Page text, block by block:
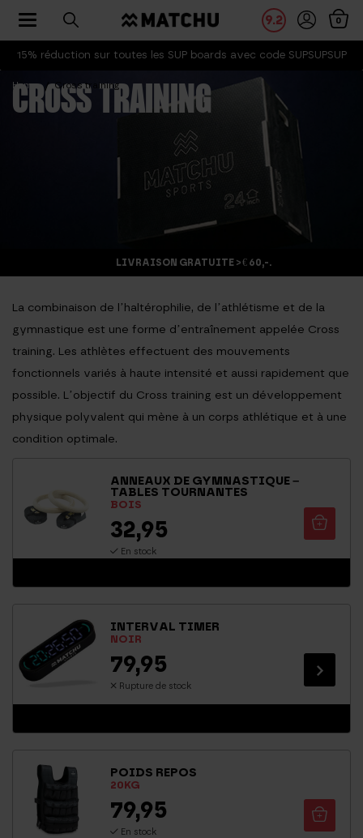
15% réduction sur toutes les SUP boards avec code SUPSUPSUP
9.2 0
Toggle navigation
Home Cross training
CROSS TRAINING
LIVRAISON GRATUITE > € 60,-.
La combinaison de l’haltérophilie, de l’athlétisme et de la
gymnastique est une forme d’entraînement appelée Cross
training. Les athlètes effectuent des mouvements
fonctionnels variés à haute intensité et aussi rapidement que
possible. L’objectif du Cross training est un développement
physique polyvalent qui mène à un corps athlétique et à une
condition optimale.
ANNEAUX DE GYMNASTIQUE –
TABLES TOURNANTES
BOIS
32,95
En stock
INTERVAL TIMER
NOIR
79,95
Rupture de stock
POIDS REPOS
20KG
79,95
En stock